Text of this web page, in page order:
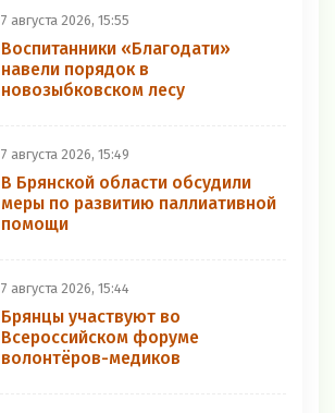
7 августа 2026, 15:55
Воспитанники «Благодати»
навели порядок в
новозыбковском лесу
7 августа 2026, 15:49
В Брянской области обсудили
меры по развитию паллиативной
помощи
7 августа 2026, 15:44
Брянцы участвуют во
Всероссийском форуме
волонтёров-медиков